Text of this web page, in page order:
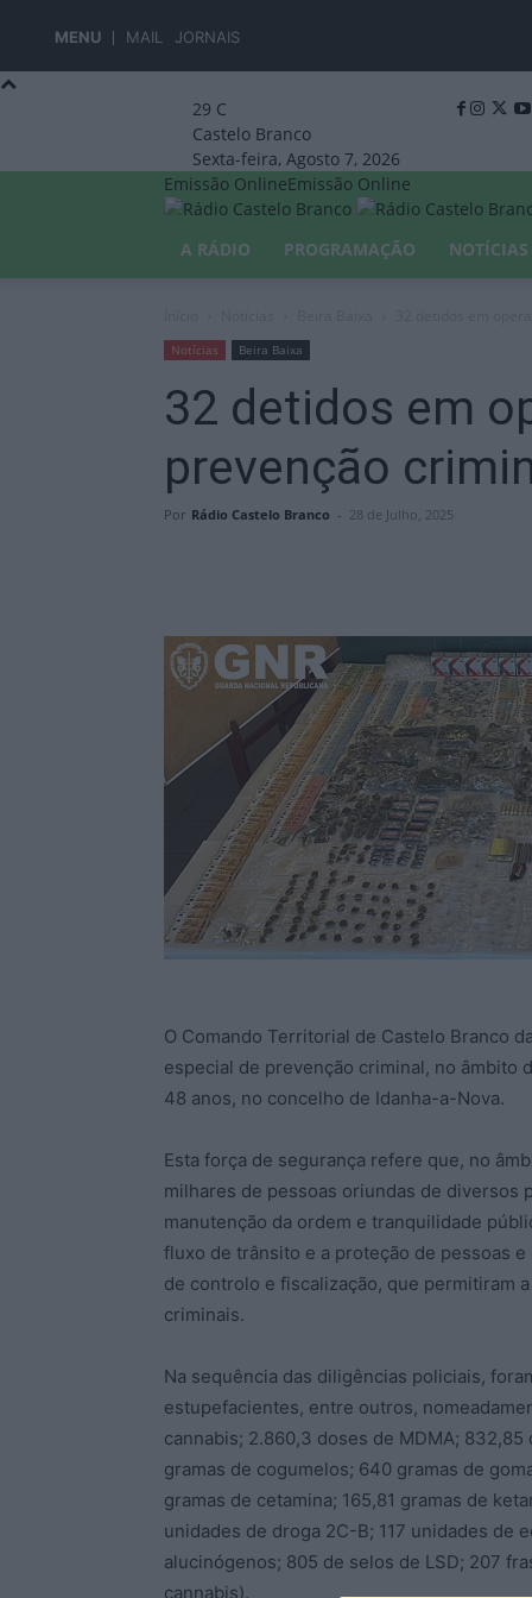
MENU MAIL JORNAIS
29 C
Castelo Branco
Sexta-feira, Agosto 7, 2026
Emissão OnlineEmissão Online
A RÁDIO
PROGRAMAÇÃO NOTÍCIAS
Notícias Beira Baixa
32 detidos em
prevenção
Por Rádio Castelo Branco - 28 de Julho, 2025
O Comando Territorial de Castelo Branco
especial de prevenção criminal, no âmbito
48 anos, no concelho de Idanha-a-Nova.
Esta força de segurança refere que, no
milhares de pessoas oriundas de diversos
manutenção da ordem e tranquilidade
fluxo de trânsito e a proteção de pessoas
de controlo e fiscalização, que permitiram
criminais.
Na sequência das diligências policiais,
estupefacientes, entre outros,
cannabis; 2.860,3 doses de MDMA;
gramas de cogumelos; 640 gramas de
gramas de cetamina; 165,81 gramas de
unidades de droga 2C-B; 117 unidades de
alucinógenos; 805 de selos de LSD; 207
cannabis).